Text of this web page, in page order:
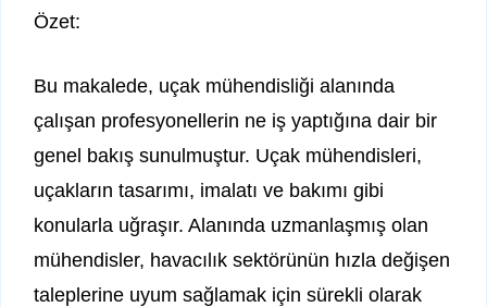
Özet:
Bu makalede, uçak mühendisliği alanında
çalışan profesyonellerin ne iş yaptığına dair bir
genel bakış sunulmuştur. Uçak mühendisleri,
uçakların tasarımı, imalatı ve bakımı gibi
konularla uğraşır. Alanında uzmanlaşmış olan
mühendisler, havacılık sektörünün hızla değişen
taleplerine uyum sağlamak için sürekli olarak